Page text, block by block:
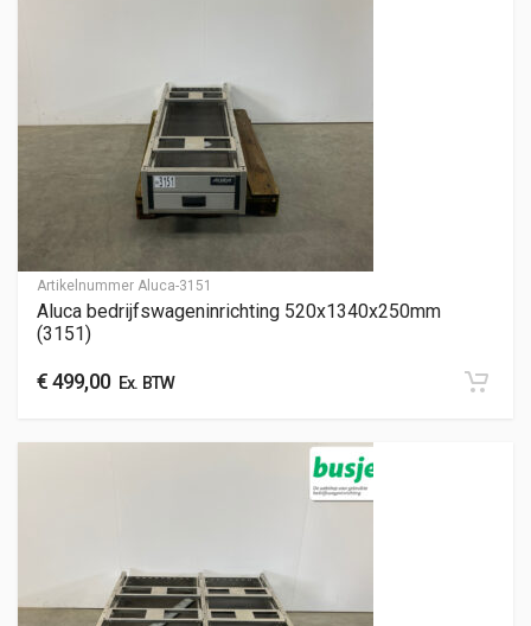
Artikelnummer Aluca-3151
Aluca bedrijfswageninrichting 520x1340x250mm
(3151)
€499,00Ex. BTW